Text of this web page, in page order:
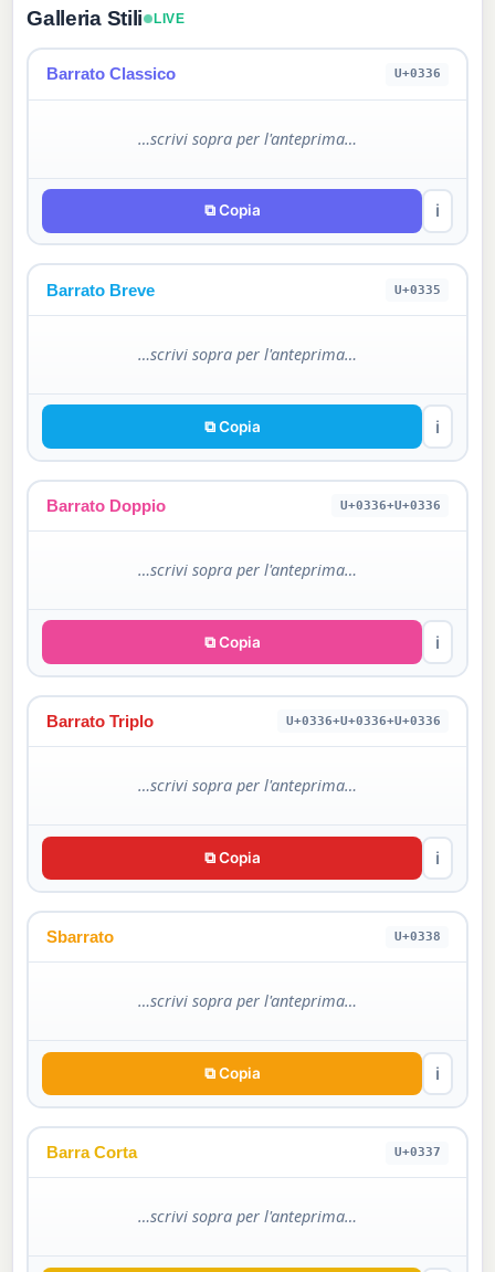
Galleria Stili LIVE
Barrato Classico U+0336
…scrivi sopra per l'anteprima…
⧉ Copia ℹ
Barrato Breve U+0335
…scrivi sopra per l'anteprima…
⧉ Copia ℹ
Barrato Doppio U+0336+U+0336
…scrivi sopra per l'anteprima…
⧉ Copia ℹ
Barrato Triplo U+0336+U+0336+U+0336
…scrivi sopra per l'anteprima…
⧉ Copia ℹ
Sbarrato U+0338
…scrivi sopra per l'anteprima…
⧉ Copia ℹ
Barra Corta U+0337
…scrivi sopra per l'anteprima…